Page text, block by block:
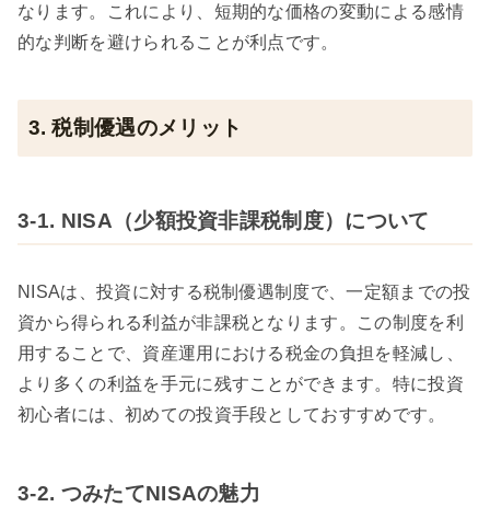
なります。これにより、短期的な価格の変動による感情
的な判断を避けられることが利点です。
3. 税制優遇のメリット
3-1. NISA（少額投資非課税制度）について
NISAは、投資に対する税制優遇制度で、一定額までの投
資から得られる利益が非課税となります。この制度を利
用することで、資産運用における税金の負担を軽減し、
より多くの利益を手元に残すことができます。特に投資
初心者には、初めての投資手段としておすすめです。
3-2. つみたてNISAの魅力